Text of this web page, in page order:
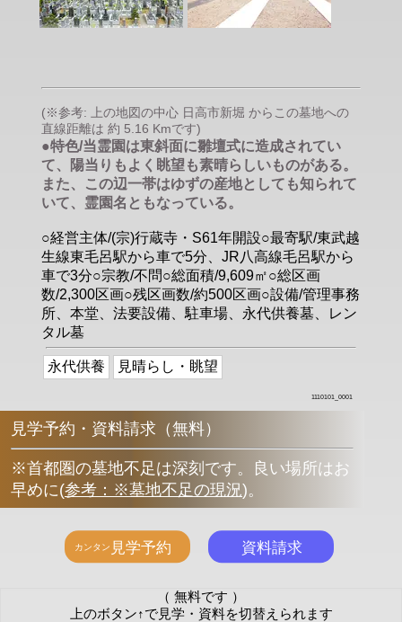
(※参考: 上の地図の中心 日高市新堀 からこの墓地への
直線距離は 約 5.16 Kmです)
●特色/当霊園は東斜面に雛壇式に造成されてい
て、陽当りもよく眺望も素晴らしいものがある。
また、この辺一帯はゆずの産地としても知られて
いて、霊園名ともなっている。
○経営主体/(宗)行蔵寺・S61年開設○最寄駅/東武越
生線東毛呂駅から車で5分、JR八高線毛呂駅から
車で3分○宗教/不問○総面積/9,609㎡○総区画
数/2,300区画○残区画数/約500区画○設備/管理事務
所、本堂、法要設備、駐車場、永代供養墓、レン
タル墓
永代供養 見晴らし・眺望
1110101_0001
見学予約・資料請求（無料）
※首都圏の墓地不足は深刻です。良い場所はお
早めに(参考：※墓地不足の現況)。
（ 無料です ）
上のボタン↑で見学・資料を切替えられます